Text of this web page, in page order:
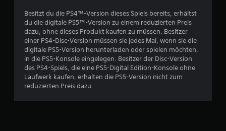
S
t
e
r
Besitzt du die PS4™-Version dieses Spiels bereits, erhältst
du die digitale PS5™-Version zu einem reduzierten Preis
dazu, ohne dieses Produkt kaufen zu müssen. Besitzer
einer PS4-Disc-Version müssen sie jedes Mal, wenn sie die
digitale PS5-Version herunterladen oder spielen möchten,
in die PS5-Konsole eingelegen. Besitzer der Disc-Version
des PS4-Spiels, die eine PS5-Digital Edition-Konsole ohne
Laufwerk kaufen, erhalten die PS5-Version nicht zum
reduzierten Preis dazu.